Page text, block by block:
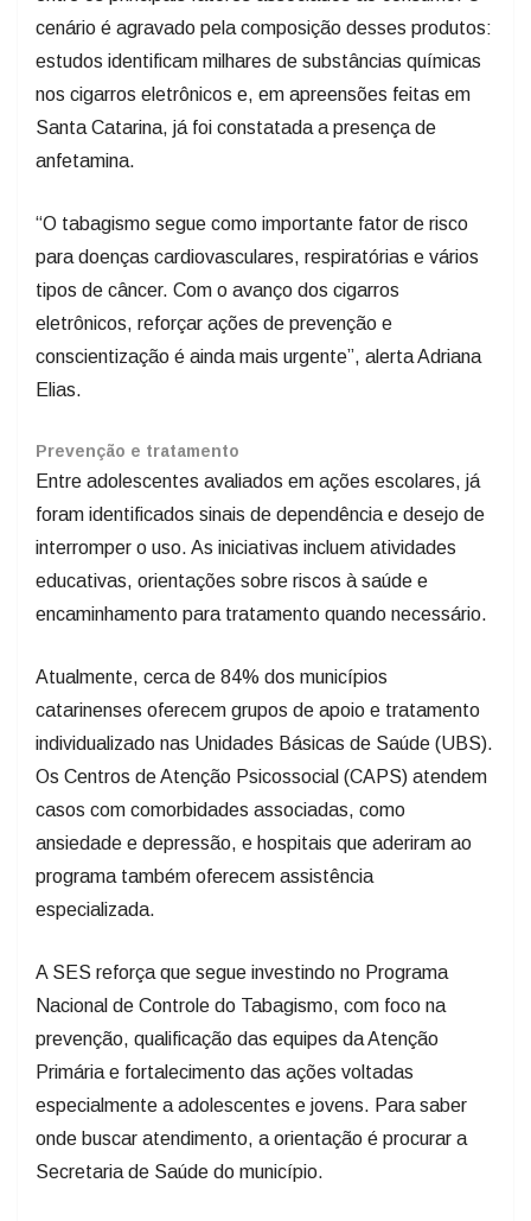
cenário é agravado pela composição desses produtos:
estudos identificam milhares de substâncias químicas
nos cigarros eletrônicos e, em apreensões feitas em
Santa Catarina, já foi constatada a presença de
anfetamina.
“O tabagismo segue como importante fator de risco
para doenças cardiovasculares, respiratórias e vários
tipos de câncer. Com o avanço dos cigarros
eletrônicos, reforçar ações de prevenção e
conscientização é ainda mais urgente”, alerta Adriana
Elias.
Prevenção e tratamento
Entre adolescentes avaliados em ações escolares, já
foram identificados sinais de dependência e desejo de
interromper o uso. As iniciativas incluem atividades
educativas, orientações sobre riscos à saúde e
encaminhamento para tratamento quando necessário.
Atualmente, cerca de 84% dos municípios
catarinenses oferecem grupos de apoio e tratamento
individualizado nas Unidades Básicas de Saúde (UBS).
Os Centros de Atenção Psicossocial (CAPS) atendem
casos com comorbidades associadas, como
ansiedade e depressão, e hospitais que aderiram ao
programa também oferecem assistência
especializada.
A SES reforça que segue investindo no Programa
Nacional de Controle do Tabagismo, com foco na
prevenção, qualificação das equipes da Atenção
Primária e fortalecimento das ações voltadas
especialmente a adolescentes e jovens. Para saber
onde buscar atendimento, a orientação é procurar a
Secretaria de Saúde do município.